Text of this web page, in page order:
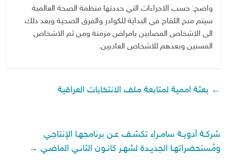
واضح: حسب الاجراءات التي حددتها منظمة الصحة العالمية
سيتم منح اللقاح في البداية للكوادر والفرق الصحية وبعد ذلك
الى الاشخاص المصابين بامراض مزمنة ومن ثم الاشخاص
المسنين وبعدهم للاشخاص العاديين.
← بعثة اممية لمتابعة ملف الانتخابات العراقية
شركـة أدويـة سامـراء تكشـف عـن برنامجهـا الإنتاجـي
ومُستحضراتهـا الجديـدة لشهـر كانـون الثانـي الماضـي →